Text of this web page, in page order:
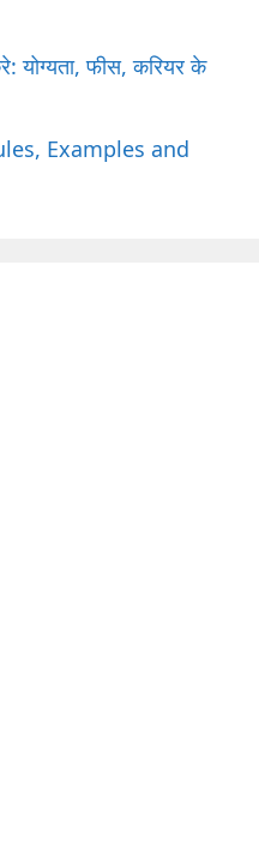
योग्यता, फीस, करियर के
Examples and